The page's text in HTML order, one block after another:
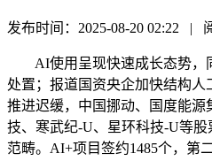
发布时间：2025-08-20 02:22 |
AI使用呈现快速成长态势，同
处置；报道国资央企加快结构
推进迟缓，中国挪动、国度能
技、寒武纪-U、星环科技-U等
范畴。AI+项目签约1485个，第